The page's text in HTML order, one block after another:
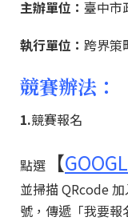
主辦單位： 臺中市
執行單位： 跨界策
競賽辦法：
1.競賽報名
點選 【
並掃描 QRcode
號，傳遞「我要